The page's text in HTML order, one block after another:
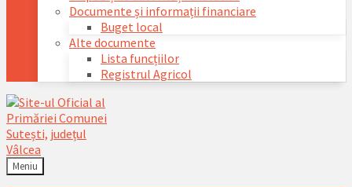
Documente și informații financiare
Buget local
Alte documente
Lista funcțiilor
Registrul Agricol
Meniu